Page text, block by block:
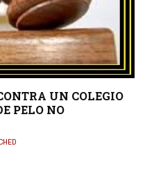
UN COLEGIO
PELO NO